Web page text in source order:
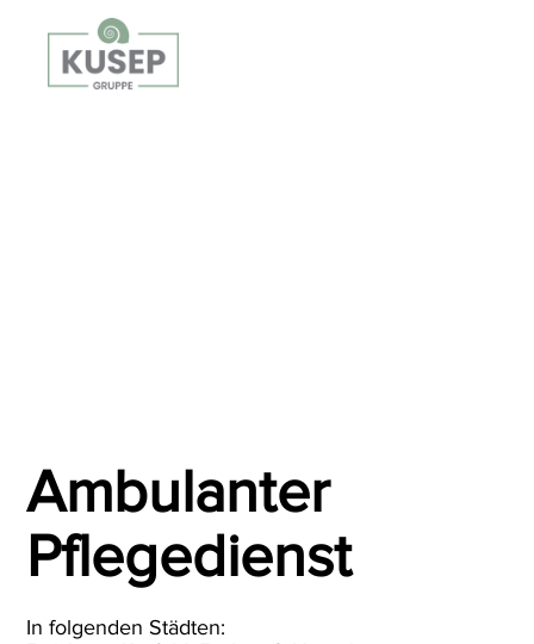
Ambulanter
Pflegedienst
In folgenden Städten: